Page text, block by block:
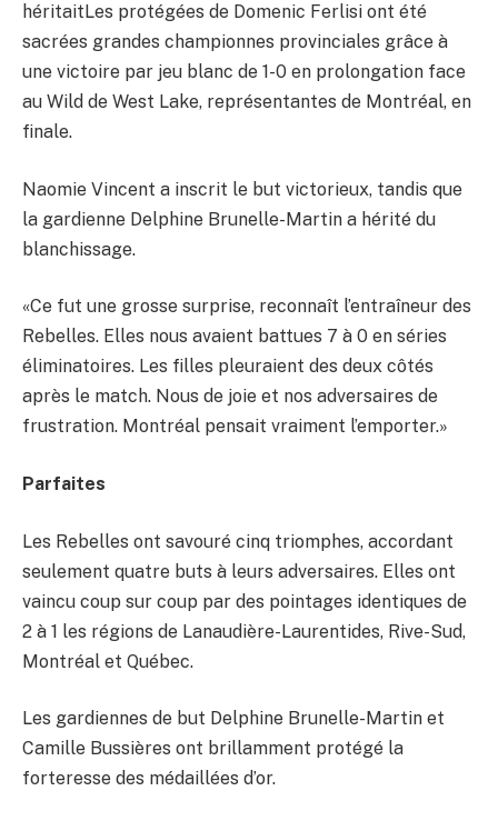
héritaitLes protégées de Domenic Ferlisi ont été
sacrées grandes championnes provinciales grâce à
une victoire par jeu blanc de 1-0 en prolongation face
au Wild de West Lake, représentantes de Montréal, en
finale.
Naomie Vincent a inscrit le but victorieux, tandis que
la gardienne Delphine Brunelle-Martin a hérité du
blanchissage.
«Ce fut une grosse surprise, reconnaît l’entraîneur des
Rebelles. Elles nous avaient battues 7 à 0 en séries
éliminatoires. Les filles pleuraient des deux côtés
après le match. Nous de joie et nos adversaires de
frustration. Montréal pensait vraiment l’emporter.»
Parfaites
Les Rebelles ont savouré cinq triomphes, accordant
seulement quatre buts à leurs adversaires. Elles ont
vaincu coup sur coup par des pointages identiques de
2 à 1 les régions de Lanaudière-Laurentides, Rive-Sud,
Montréal et Québec.
Les gardiennes de but Delphine Brunelle-Martin et
Camille Bussières ont brillamment protégé la
forteresse des médaillées d’or.